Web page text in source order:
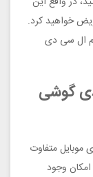
خواهید کرد.
5 قطعه در فریم ال سی دی
گوشی
متفاوت
وجود